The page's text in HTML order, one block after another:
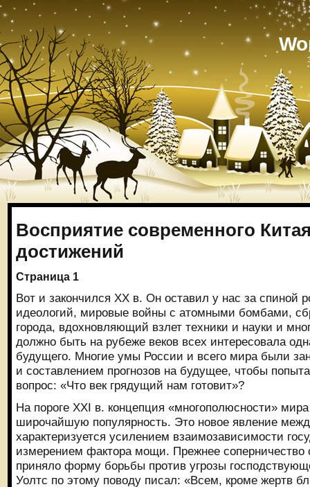
Восприятие современного
достижений
Страница 1
Вот и закончился XX в. Он оставил у нас за спиной
идеологий, мировые войны с атомными бомбами,
города, вдохновляющий взлет техники и науки и
должно быть на рубеже веков всех интересовала
будущего. Многие умы России и всего мира были
и составлением прогнозов на будущее, чтобы
вопрос: «Что век грядущий нам готовит»?
На пороге XXI в. концепция «многополюсности» мира
широчайшую популярность. Это новое явление
характеризуется усилением взаимозависимости
измерением фактора мощи. Прежнее соперничество
приняло форму борьбы против угрозы
Уолтс по этому поводу писал: «Всем, кроме жертв